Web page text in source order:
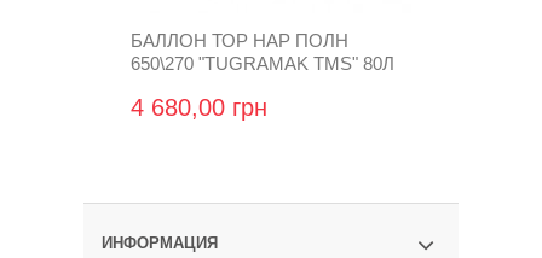
БАЛЛОН ТОР НАР ПОЛН
650\270 "TUGRAMAK TMS" 80Л
4 680,00 грн
ИНФОРМАЦИЯ